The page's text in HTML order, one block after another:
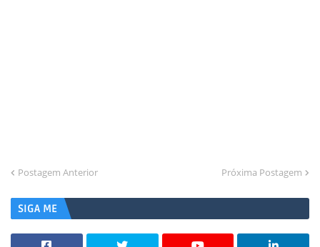
Postagem Anterior Próxima Postagem
SIGA ME